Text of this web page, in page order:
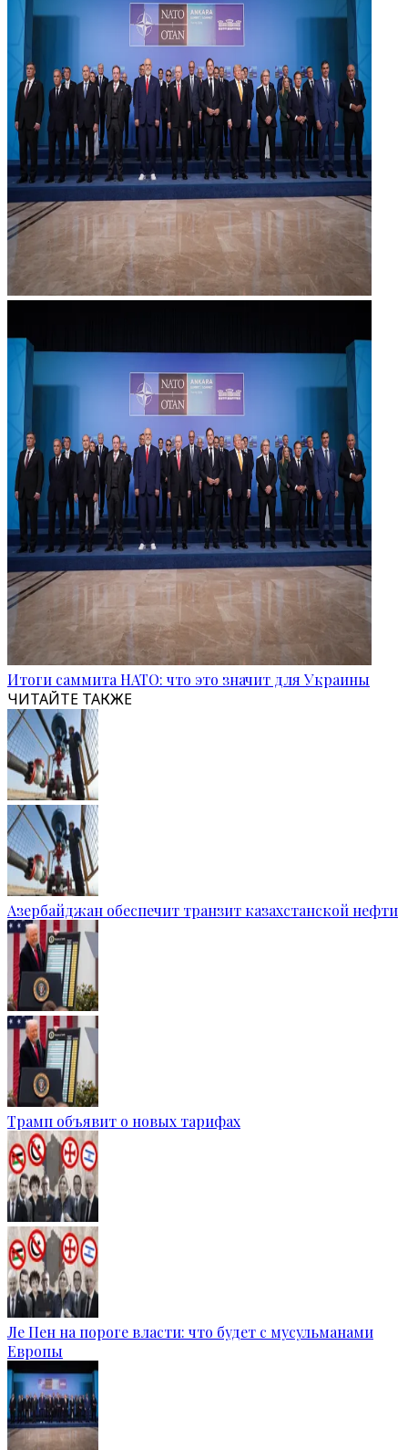
Итоги саммита НАТО: что это значит для Украины
ЧИТАЙТЕ ТАКЖЕ
Азербайджан обеспечит транзит казахстанской нефти
Трамп объявит о новых тарифах
Ле Пен на пороге власти: что будет с мусульманами
Европы